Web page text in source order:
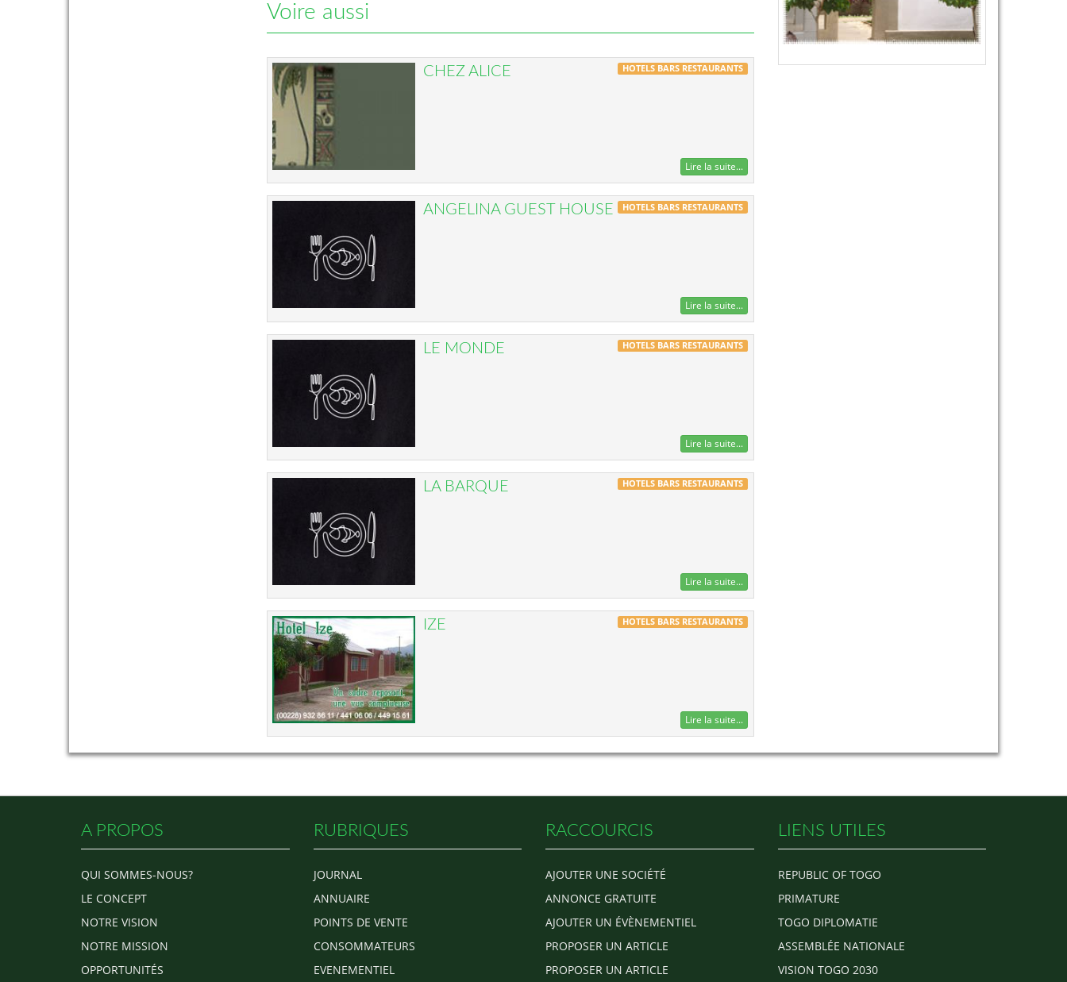
Voire aussi
HOTELS BARS RESTAURANTS
CHEZ ALICE
Lire la suite...
HOTELS BARS RESTAURANTS
ANGELINA GUEST HOUSE
Lire la suite...
HOTELS BARS RESTAURANTS
LE MONDE
Lire la suite...
HOTELS BARS RESTAURANTS
LA BARQUE
Lire la suite...
HOTELS BARS RESTAURANTS
IZE
Lire la suite...
A PROPOS
QUI SOMMES-NOUS?
LE CONCEPT
NOTRE VISION
NOTRE MISSION
OPPORTUNITÉS
RUBRIQUES
JOURNAL
ANNUAIRE
POINTS DE VENTE
CONSOMMATEURS
EVENEMENTIEL
RACCOURCIS
AJOUTER UNE SOCIÉTÉ
ANNONCE GRATUITE
AJOUTER UN ÉVÈNEMENTIEL
PROPOSER UN ARTICLE
PROPOSER UN ARTICLE
LIENS UTILES
REPUBLIC OF TOGO
PRIMATURE
TOGO DIPLOMATIE
ASSEMBLÉE NATIONALE
VISION TOGO 2030